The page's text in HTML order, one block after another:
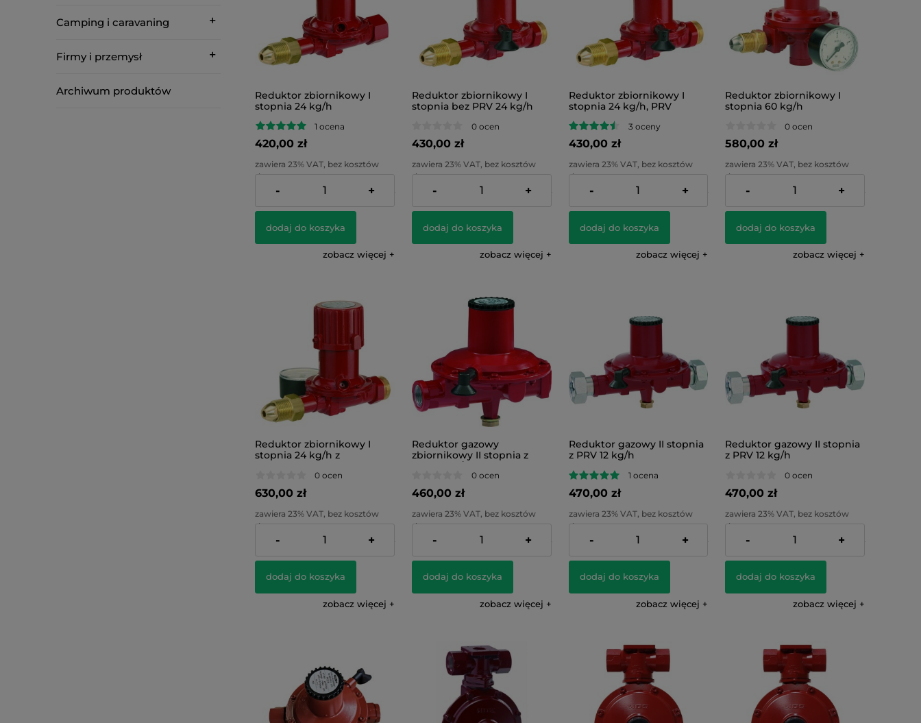
Camping i caravaning
Firmy i przemysł
Archiwum produktów
Reduktor zbiornikowy I
stopnia 24 kg/h
1 ocena
420,00 zł
zawiera 23% VAT, bez kosztów
dostawy
Cena netto:
341,46 zł
- +
dodaj do koszyka
zobacz więcej
Reduktor zbiornikowy I
stopnia bez PRV 24 kg/h
0 ocen
430,00 zł
zawiera 23% VAT, bez kosztów
dostawy
Cena netto:
349,59 zł
- +
dodaj do koszyka
zobacz więcej
Reduktor zbiornikowy I
stopnia 24 kg/h, PRV
3 oceny
430,00 zł
zawiera 23% VAT, bez kosztów
dostawy
Cena netto:
349,59 zł
- +
dodaj do koszyka
zobacz więcej
Reduktor zbiornikowy I
stopnia 60 kg/h
0 ocen
580,00 zł
zawiera 23% VAT, bez kosztów
dostawy
Cena netto:
471,54 zł
- +
dodaj do koszyka
zobacz więcej
Reduktor zbiornikowy I
stopnia 24 kg/h z
0 ocen
630,00 zł
zawiera 23% VAT, bez kosztów
dostawy
Cena netto:
512,20 zł
- +
dodaj do koszyka
zobacz więcej
Reduktor gazowy
zbiornikowy II stopnia z
PRV 12 kg/h
0 ocen
460,00 zł
zawiera 23% VAT, bez kosztów
dostawy
Cena netto:
373,98 zł
- +
dodaj do koszyka
zobacz więcej
Reduktor gazowy II stopnia
z PRV 12 kg/h
1 ocena
470,00 zł
zawiera 23% VAT, bez kosztów
dostawy
Cena netto:
382,11 zł
- +
dodaj do koszyka
zobacz więcej
Reduktor gazowy II stopnia
z PRV 12 kg/h
0 ocen
470,00 zł
zawiera 23% VAT, bez kosztów
dostawy
Cena netto:
382,11 zł
- +
dodaj do koszyka
zobacz więcej